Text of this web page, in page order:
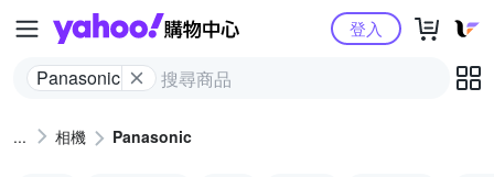
Yahoo購物中心
Panasonic
登入
相機 Panasonic